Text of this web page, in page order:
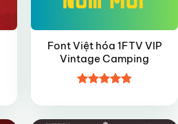
Font Việt hóa 1FTV VIP
Vintage Camping
hạng4.85
sao